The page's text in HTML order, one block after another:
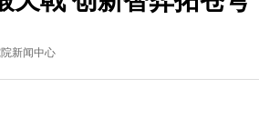
新闻中心